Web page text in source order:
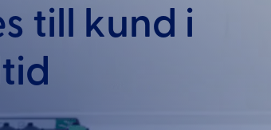
till kund i